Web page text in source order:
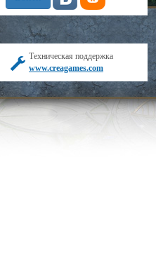
Техническая поддержка
www.creagames.com